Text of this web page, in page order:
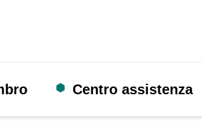
Centro assistenza